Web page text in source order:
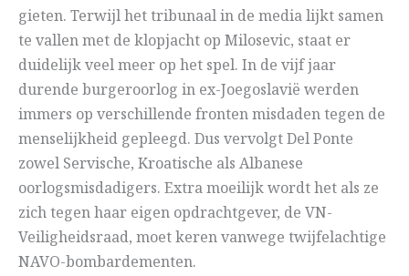
gieten. Terwijl het tribunaal in de media lijkt samen
te vallen met de klopjacht op Milosevic, staat er
duidelijk veel meer op het spel. In de vijf jaar
durende burgeroorlog in ex-Joegoslavië werden
immers op verschillende fronten misdaden tegen de
menselijkheid gepleegd. Dus vervolgt Del Ponte
zowel Servische, Kroatische als Albanese
oorlogsmisdadigers. Extra moeilijk wordt het als ze
zich tegen haar eigen opdrachtgever, de VN-
Veiligheidsraad, moet keren vanwege twijfelachtige
NAVO-bombardementen.